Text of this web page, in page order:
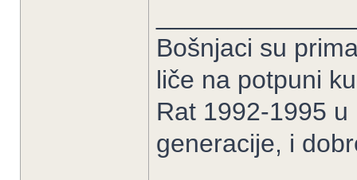
Bošnjaci su
liče na potpuni
Rat 1992-1995
generacije, i